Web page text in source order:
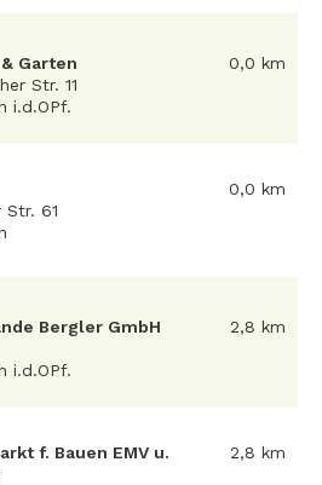
Garten
Str. 11
i.d.OPf.
0,0 km
Str. 61
0,0 km
Bergler GmbH
i.d.OPf.
2,8 km
f. Bauen EMV u.
2,8 km